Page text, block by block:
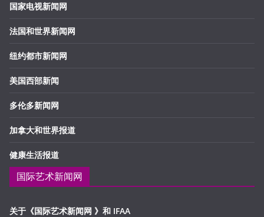
国家电视新闻网
法国和世界新闻网
纽约都市新闻网
美国西部新闻
多伦多新闻网
加拿大和世界报道
健康生活报道
国际艺术新闻网
关于《国际艺术新闻网 》和 IFAA